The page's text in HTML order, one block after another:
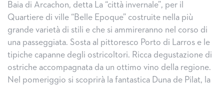
Baia di Arcachon, detta La “città invernale”, per il
Quartiere di ville “Belle Epoque” costruite nella più
grande varietà di stili e che si ammireranno nel corso di
una passeggiata. Sosta al pittoresco Porto di Larros e le
tipiche capanne degli ostricoltori. Ricca degustazione di
ostriche accompagnata da un ottimo vino della regione.
Nel pomeriggio si scoprirà la fantastica Duna de Pilat, la